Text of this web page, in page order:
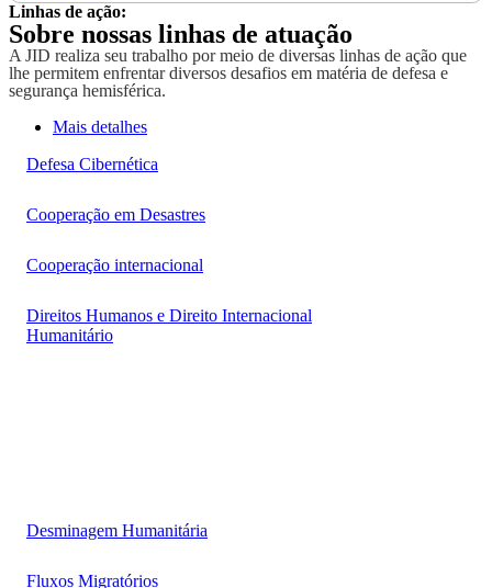
Linhas de ação:
Sobre nossas linhas de atuação
A JID realiza seu trabalho por meio de diversas linhas de ação que
lhe permitem enfrentar diversos desafios em matéria de defesa e
segurança hemisférica.
Mais detalhes
Defesa Cibernética
Cooperação em Desastres
Cooperação internacional
Direitos Humanos e Direito Internacional
Humanitário
Desminagem Humanitária
Fluxos Migratórios